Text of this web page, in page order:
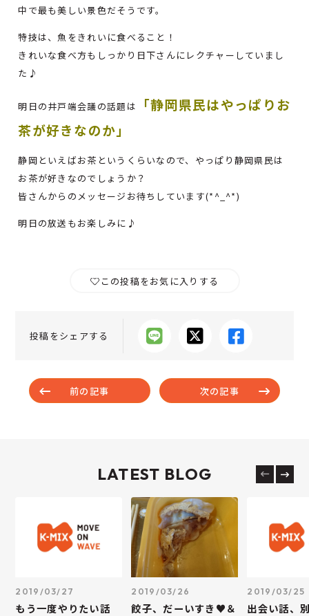
中で最も美しい景色だそうです。
特技は、魚をきれいに食べること！
きれいな食べ方もしっかり日下さんにレクチャーしていまし
た♪
明日の井戸端会議の話題は
「静岡県民はやっぱりお
茶が好きなのか」
静岡といえばお茶というくらいなので、やっぱり静岡県民は
お茶が好きなのでしょうか？
皆さんからのメッセージお待ちしています(*^_^*)
明日の放送もお楽しみに♪
この投稿をお気に入りする
投稿をシェアする
前の記事 次の記事
LATEST BLOG
2019/03/27
もう一度やりたい話
2019/03/26
餃子、だーいすき♥＆
2019/03/25
出会い話、